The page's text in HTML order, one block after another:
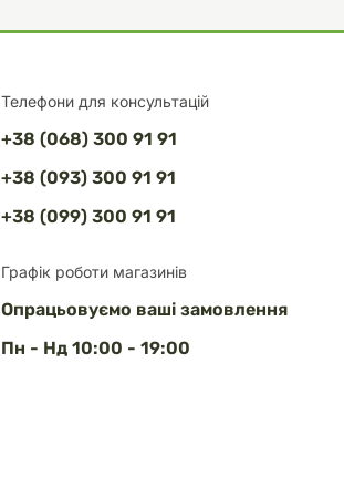
Телефони для консультацій
+38 (068) 300 91 91
+38 (093) 300 91 91
+38 (099) 300 91 91
Графік роботи магазинів
Опрацьовуємо ваші замовлення
Пн - Нд 10:00 - 19:00